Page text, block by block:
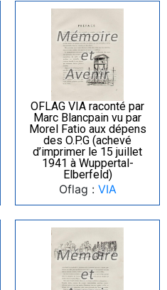
OFLAG VIA raconté par
Marc Blancpain vu par
Morel Fatio aux dépens
des O.P.G (achevé
d’imprimer le 15 juillet
1941 à Wuppertal-
Elberfeld)
Oflag : VIA